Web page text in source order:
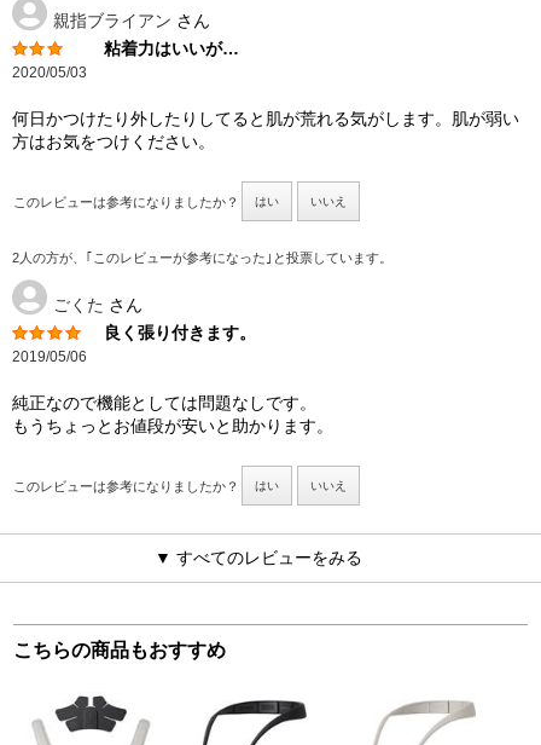
親指ブライアン さん
粘着力はいいが…
2020/05/03
何日かつけたり外したりしてると肌が荒れる気がします。肌が弱い
方はお気をつけください。
このレビューは参考になりましたか？ はい いいえ
2人の方が、｢このレビューが参考になった｣と投票しています。
ごくた さん
良く張り付きます。
2019/05/06
純正なので機能としては問題なしです。
もうちょっとお値段が安いと助かります。
このレビューは参考になりましたか？ はい いいえ
▼ すべてのレビューをみる
こちらの商品もおすすめ